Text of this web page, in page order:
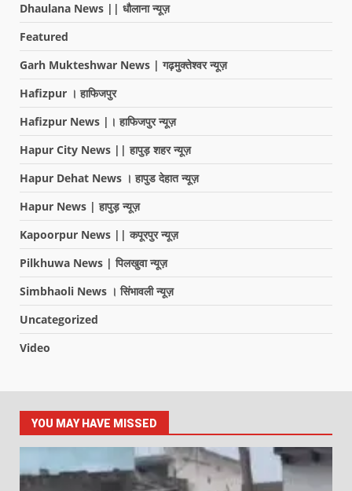
Dhaulana News || धौलाना न्यूज़
Featured
Garh Mukteshwar News | गढ़मुक्तेश्वर न्यूज़
Hafizpur । हाफिजपुर
Hafizpur News |। हाफिजपुर न्यूज़
Hapur City News || हापुड़ शहर न्यूज़
Hapur Dehat News । हापुड देहात न्यूज़
Hapur News | हापुड़ न्यूज़
Kapoorpur News || कपूरपुर न्यूज़
Pilkhuwa News | पिलखुवा न्यूज़
Simbhaoli News । सिंभावली न्यूज़
Uncategorized
Video
YOU MAY HAVE MISSED